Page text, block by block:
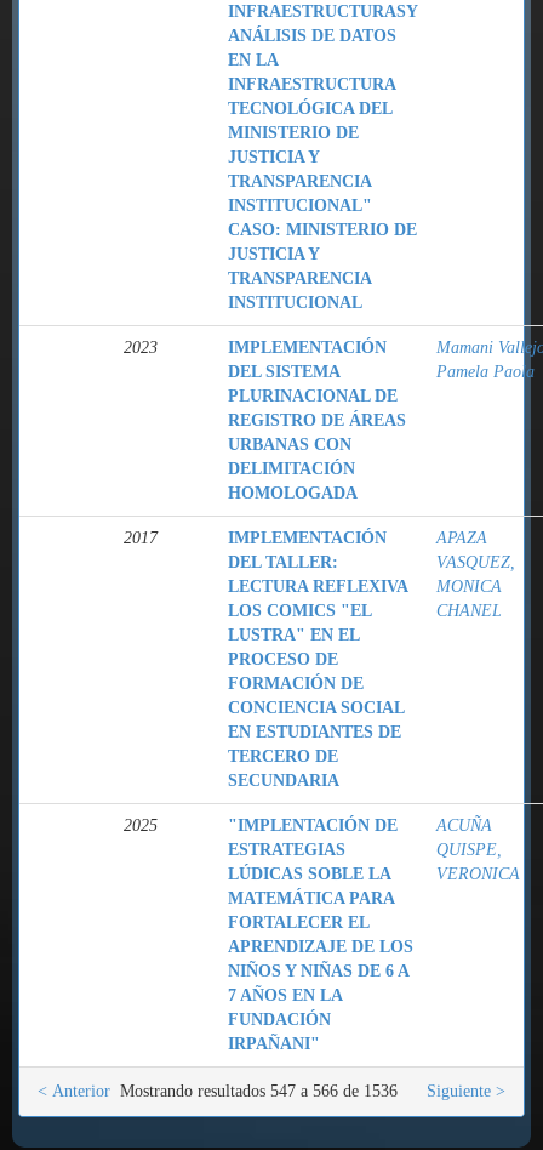
INFRAESTRUCTURASY
ANÁLISIS DE DATOS
EN LA
INFRAESTRUCTURA
TECNOLÓGICA DEL
MINISTERIO DE
JUSTICIA Y
TRANSPARENCIA
INSTITUCIONAL"
CASO: MINISTERIO DE
JUSTICIA Y
TRANSPARENCIA
INSTITUCIONAL
2023
IMPLEMENTACIÓN
DEL SISTEMA
PLURINACIONAL DE
REGISTRO DE ÁREAS
URBANAS CON
DELIMITACIÓN
HOMOLOGADA
Mamani
Pamela Paola
2017
IMPLEMENTACIÓN
DEL TALLER:
LECTURA REFLEXIVA
LOS COMICS "EL
LUSTRA" EN EL
PROCESO DE
FORMACIÓN DE
CONCIENCIA SOCIAL
EN ESTUDIANTES DE
TERCERO DE
SECUNDARIA
APAZA
VASQUEZ,
MONICA
CHANEL
2025
"IMPLENTACIÓN DE
ESTRATEGIAS
LÚDICAS SOBLE LA
MATEMÁTICA PARA
FORTALECER EL
APRENDIZAJE DE LOS
NIÑOS Y NIÑAS DE 6 A
7 AÑOS EN LA
FUNDACIÓN
IRPAÑANI"
ACUÑA
QUISPE,
VERONICA
Mostrando resultados 547 a 566 de 1536
< Anterior Siguiente >